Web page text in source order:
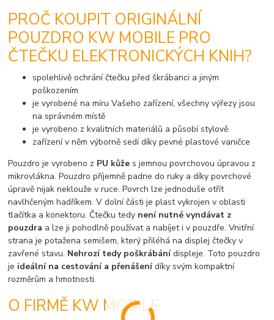
PROČ KOUPIT ORIGINÁLNÍ
POUZDRO KW MOBILE PRO
ČTEČKU ELEKTRONICKÝCH KNIH?
spolehlivě ochrání čtečku před škrábanci a jiným
poškozením
je vyrobené na míru Vašeho zařízení, všechny výřezy jsou
na správném místě
je vyrobeno z kvalitních materiálů a působí stylově
zařízení v něm výborně sedí díky pevné plastové vaničce
Pouzdro je vyrobeno z PU kůže s jemnou povrchovou úpravou z
mikrovlákna. Pouzdro příjemně padne do ruky a díky povrchové
úpravě nijak neklouže v ruce. Povrch lze jednoduše otřít
navlhčeným hadříkem. V dolní části je plast vykrojen v oblasti
tlačítka a konektoru. Čtečku tedy není nutné vyndávat z
pouzdra a lze ji pohodlně používat a nabíjet i v pouzdře. Vnitřní
strana je potažena semišem, který přiléhá na displej čtečky v
zavřené stavu. Nehrozí tedy poškrábánídispleje. Toto pouzdro
je ideální na cestování a přenášenídíky svým kompaktní
rozměrům a hmotnosti.
O FIRMĚ KW MOBILE